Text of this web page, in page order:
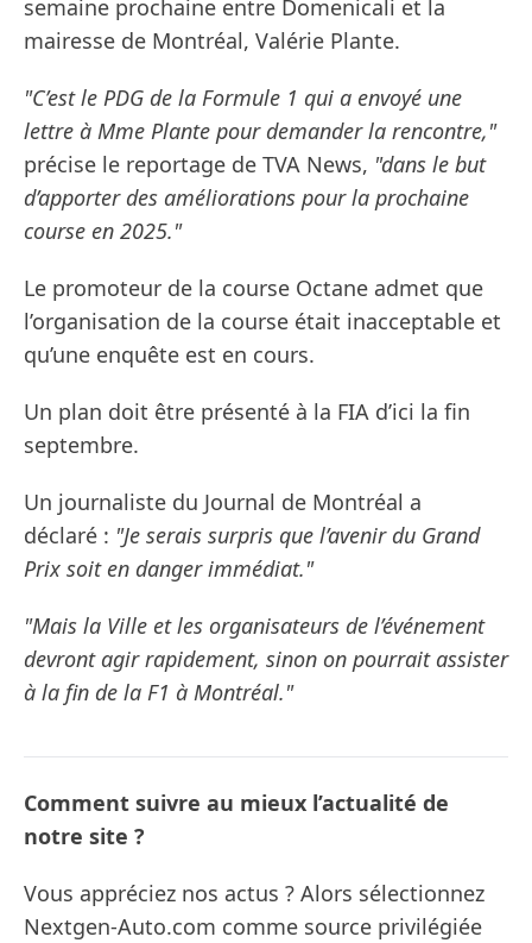
semaine prochaine entre Domenicali et la
mairesse de Montréal, Valérie Plante.
"C’est le PDG de la Formule 1 qui a envoyé une
lettre à Mme Plante pour demander la rencontre,"
précise le reportage de TVA News, "dans le but
d’apporter des améliorations pour la prochaine
course en 2025."
Le promoteur de la course Octane admet que
l’organisation de la course était inacceptable et
qu’une enquête est en cours.
Un plan doit être présenté à la FIA d’ici la fin
septembre.
Un journaliste du Journal de Montréal a
déclaré : "Je serais surpris que l’avenir du Grand
Prix soit en danger immédiat."
"Mais la Ville et les organisateurs de l’événement
devront agir rapidement, sinon on pourrait assister
à la fin de la F1 à Montréal."
Comment suivre au mieux l’actualité de
notre site ?
Vous appréciez nos actus ? Alors sélectionnez
Nextgen-Auto.com comme source privilégiée